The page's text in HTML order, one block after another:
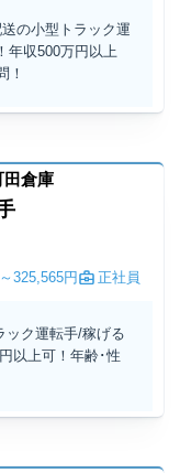
の小型トラック運
年収500万円以上
！
田倉庫
325,565円 正社員
ック運転手/稼げる
以上可！年齢･性